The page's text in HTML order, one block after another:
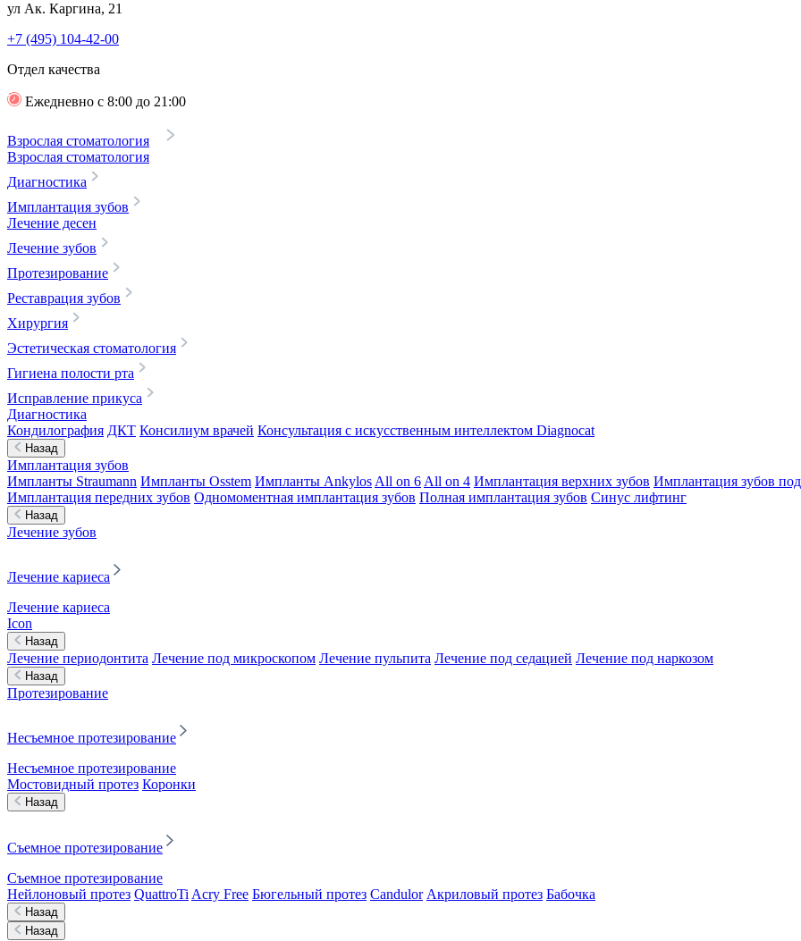
ул Ак. Каргина, 21
+7 (495) 104-42-00
Отдел качества
Ежедневно с 8:00 до 21:00
Взрослая стоматология
Взрослая стоматология
Диагностика
Имплантация зубов
Лечение десен
Лечение зубов
Протезирование
Реставрация зубов
Хирургия
Эстетическая стоматология
Гигиена полости рта
Исправление прикуса
Диагностика
Кондилография ДКТ Консилиум врачей Консультация с искусственным интеллектом Diagnocat
Назад
Имплантация зубов
Импланты Straumann Импланты Osstem Импланты Ankylos All on 6 All on 4 Имплантация верхних зубов Имплантация зубов
Имплантация передних зубов Одномоментная имплантация зубов Полная имплантация зубов Синус лифтинг
Назад
Лечение зубов
Лечение кариеса
Лечение кариеса
Icon
Назад
Лечение периодонтита Лечение под микроскопом Лечение пульпита Лечение под седацией Лечение под наркозом
Назад
Протезирование
Несъемное протезирование
Несъемное протезирование
Мостовидный протез Коронки
Назад
Съемное протезирование
Съемное протезирование
Нейлоновый протез QuattroTi Acry Free Бюгельный протез Candulor Акриловый протез Бабочка
Назад
Назад